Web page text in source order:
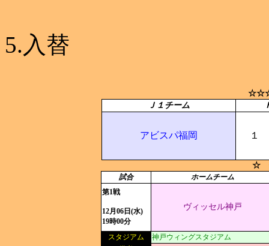
5.入替
Ｊ１チーム
アビスパ福岡 １
☆
試合
ホームチーム
第1戦
12月06日(水)
19時00分
ヴィッセル神戸
スタジアム
神戸ウィングスタジアム